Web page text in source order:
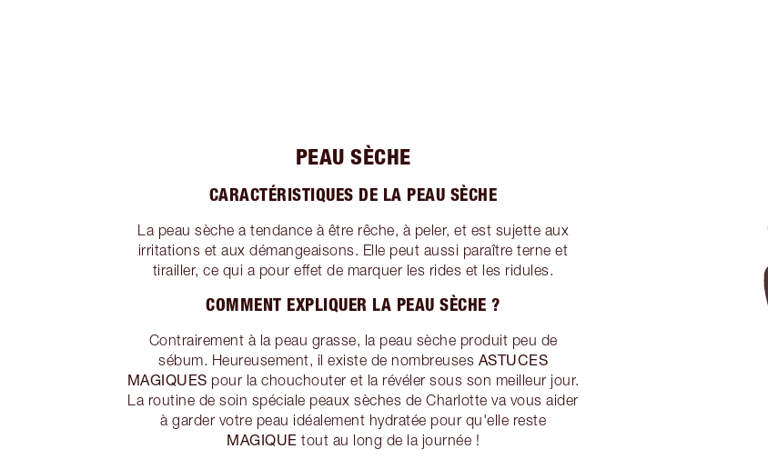
PEAU SÈCHE
CARACTÉRISTIQUES DE LA PEAU SÈCHE
La peau sèche a tendance à être rêche, à peler, et est sujette aux
irritations et aux démangeaisons. Elle peut aussi paraître terne et
tirailler, ce qui a pour effet de marquer les rides et les ridules.
COMMENT EXPLIQUER LA PEAU SÈCHE ?
Contrairement à la peau grasse, la peau sèche produit peu de
sébum. Heureusement, il existe de nombreuses ASTUCES
MAGIQUES pour la chouchouter et la révéler sous son meilleur jour.
La routine de soin spéciale peaux sèches de Charlotte va vous aider
à garder votre peau idéalement hydratée pour qu'elle reste
MAGIQUE tout au long de la journée !